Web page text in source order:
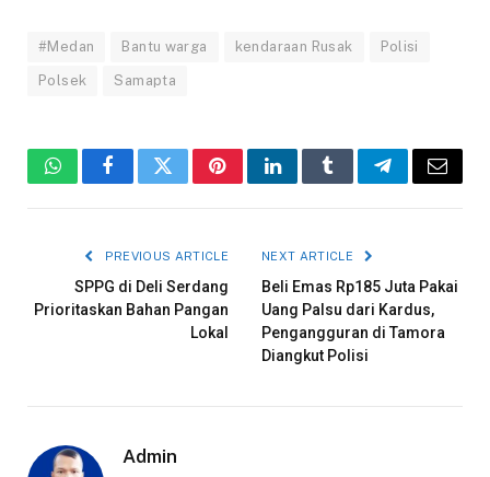
#Medan Bantu warga kendaraan Rusak Polisi
Polsek Samapta
WhatsAppFacebookTwitterPinterestLinkedInTumblrTelegramEmail
PREVIOUS ARTICLE
SPPG di Deli Serdang
Prioritaskan Bahan Pangan
Lokal
NEXT ARTICLE
Beli Emas Rp185 Juta Pakai
Uang Palsu dari Kardus,
Pengangguran di Tamora
Diangkut Polisi
Admin